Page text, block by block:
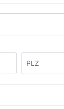
PLZ